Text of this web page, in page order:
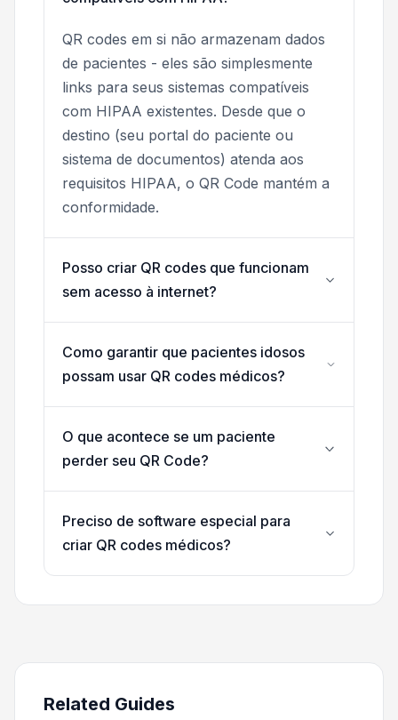
QR codes em si não armazenam dados
de pacientes - eles são simplesmente
links para seus sistemas compatíveis
com HIPAA existentes. Desde que o
destino (seu portal do paciente ou
sistema de documentos) atenda aos
requisitos HIPAA, o QR Code mantém a
conformidade.
Posso criar QR codes que funcionam
sem acesso à internet?
Como garantir que pacientes idosos
possam usar QR codes médicos?
O que acontece se um paciente
perder seu QR Code?
Preciso de software especial para
criar QR codes médicos?
Related Guides